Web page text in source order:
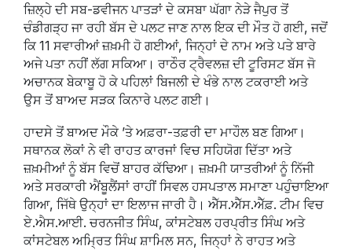
ਜ਼ਿਲ੍ਹੇ ਦੀ ਸਬ-ਡਵੀਜਨ ਪਾਤੜਾਂ ਦੇ ਕਸਬਾ ਘੱਗਾ ਨੇੜੇ ਜੈਪੁਰ ਤੋਂ
ਚੰਡੀਗੜ੍ਹ ਜਾ ਰਹੀ ਬੱਸ ਦੇ ਪਲਟ ਜਾਣ ਨਾਲ ਇਕ ਦੀ ਮੌਤ ਹੋ ਗਈ, ਜਦੋਂ
ਕਿ 11 ਸਵਾਰੀਆਂ ਜ਼ਖ਼ਮੀ ਹੋ ਗਈਆਂ, ਜਿਨ੍ਹਾਂ ਦੇ ਨਾਮ ਅਤੇ ਪਤੇ ਬਾਰੇ
ਅਜੇ ਪਤਾ ਨਹੀਂ ਲੱਗ ਸਕਿਆ। ਰਾਠੌਰ ਟ੍ਰੈਵਲਜ਼ ਦੀ ਟੂਰਿਸਟ ਬੱਸ ਜੋ
ਅਚਾਨਕ ਬੇਕਾਬੂ ਹੋ ਕੇ ਪਹਿਲਾਂ ਬਿਜਲੀ ਦੇ ਖੰਭੇ ਨਾਲ ਟਕਰਾਈ ਅਤੇ
ਉਸ ਤੋਂ ਬਾਅਦ ਸੜਕ ਕਿਨਾਰੇ ਪਲਟ ਗਈ।
ਹਾਦਸੇ ਤੋਂ ਬਾਅਦ ਮੌਕੇ ’ਤੇ ਅਫ਼ਰਾ-ਤਫ਼ਰੀ ਦਾ ਮਾਹੌਲ ਬਣ ਗਿਆ।
ਸਥਾਨਕ ਲੋਕਾਂ ਨੇ ਵੀ ਰਾਹਤ ਕਾਰਜਾਂ ਵਿਚ ਸਹਿਯੋਗ ਦਿੱਤਾ ਅਤੇ
ਜ਼ਖ਼ਮੀਆਂ ਨੂੰ ਬੱਸ ਵਿਚੋਂ ਬਾਹਰ ਕੱਢਿਆ। ਜ਼ਖ਼ਮੀ ਯਾਤਰੀਆਂ ਨੂੰ ਨਿੱਜੀ
ਅਤੇ ਸਰਕਾਰੀ ਐਂਬੂਲੈਂਸਾਂ ਰਾਹੀਂ ਸਿਵਲ ਹਸਪਤਾਲ ਸਮਾਣਾ ਪਹੁੰਚਾਇਆ
ਗਿਆ, ਜਿੱਥੇ ਉਨ੍ਹਾਂ ਦਾ ਇਲਾਜ ਜਾਰੀ ਹੈ। ਐੱਸ.ਐੱਸ.ਐੱਫ਼. ਟੀਮ ਵਿਚ
ਏ.ਐਸ.ਆਈ. ਚਰਨਜੀਤ ਸਿੰਘ, ਕਾਂਸਟੇਬਲ ਹਰਪ੍ਰੀਤ ਸਿੰਘ ਅਤੇ
ਕਾਂਸਟੇਬਲ ਅਮ੍ਰਿਤ ਸਿੰਘ ਸ਼ਾਮਿਲ ਸਨ, ਜਿਨ੍ਹਾਂ ਨੇ ਰਾਹਤ ਅਤੇ